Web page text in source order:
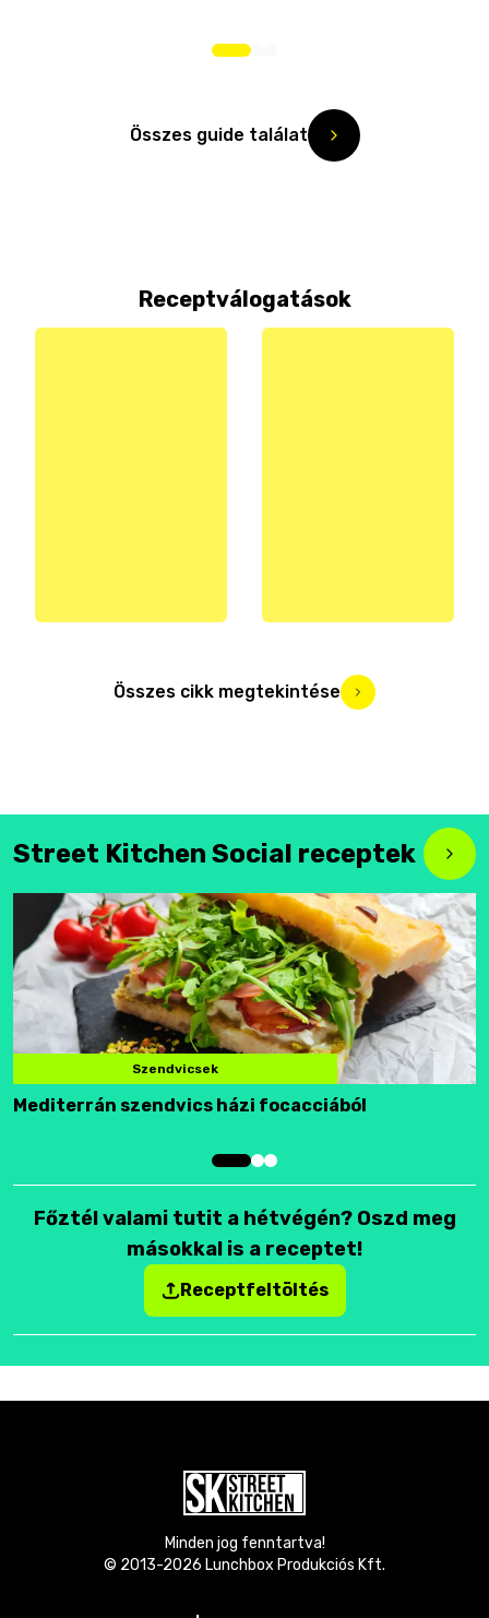
Összes guide találat
Receptválogatások
Összes cikk megtekintése
Street Kitchen Social receptek
Szendvicsek
Mediterrán szendvics házi focacciából
Főztél valami tutit a hétvégén? Oszd meg
másokkal is a receptet!
Receptfeltöltés
Minden jog fenntartva!
© 2013-2026 Lunchbox Produkciós Kft.